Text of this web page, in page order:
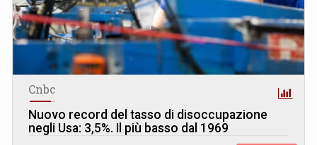
Cnbc
Nuovo record del tasso di disoccupazione
negli Usa: 3,5%. Il più basso dal 1969